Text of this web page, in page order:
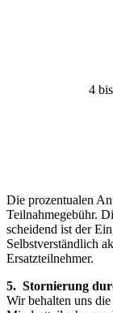
4
Die prozentualen
Teilnahmegebühr.
scheidend ist der
Selbstverständ­lich
Ersatzteilnehmer.
5. Stornierung
Wir behalten uns